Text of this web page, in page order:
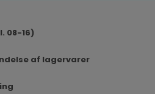
08-16)
af lagervarer